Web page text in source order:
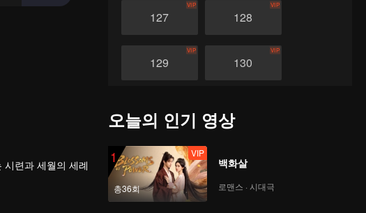
127
VIP
128
VIP
129
VIP
130
VIP
133
135
VIP VIP
련과 세월의 세례
오늘의 인기 영상
1
총36회
VIP
백화살
로맨스 · 시대극